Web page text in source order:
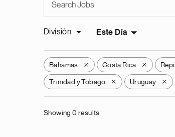
División Este Día
Bahamas X Costa Rica X
Trinidad y Tobago X Uruguay X
Showing 0 results